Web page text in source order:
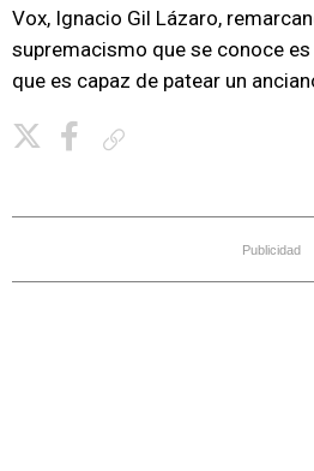
Vox, Ignacio Gil Lázaro,
supremacismo que se conoce
que es capaz de patear un
Publicidad